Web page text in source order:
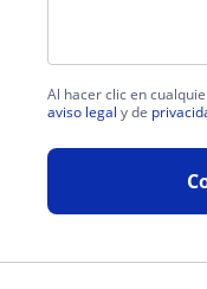
Al hacer clic en
aviso legal y de